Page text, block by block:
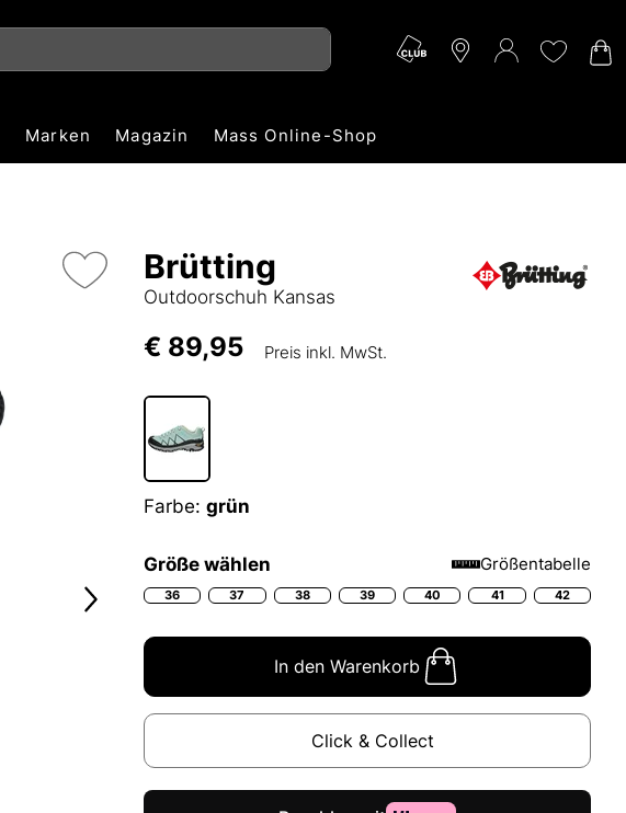
Marken Magazin Mass Online-Shop
Brütting
Outdoorschuh Kansas
€ 89,95 Preis inkl. MwSt.
Farbe: grün
Größe wählen Größentabelle
36 37 38 39 40 41 42
In den Warenkorb
Click & Collect